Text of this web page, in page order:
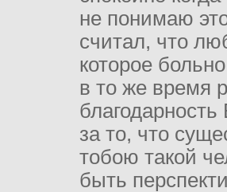
не понимаю
считал, что
которое
в то же время
благодарность
за то, что
тобою такой
быть